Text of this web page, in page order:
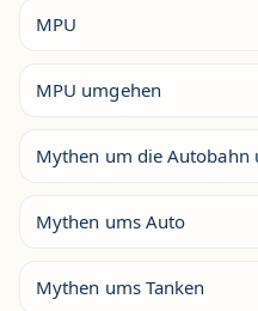
MPU
MPU umgehen
Mythen um die Autobahn
Mythen ums Auto
Mythen ums Tanken